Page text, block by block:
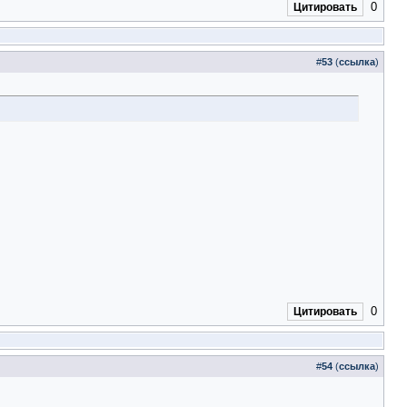
Цитировать 0
#53 (ссылка)
Цитировать 0
#54 (ссылка)